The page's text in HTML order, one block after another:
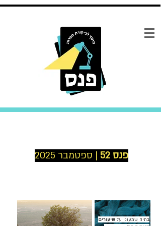
פנס 52 | ספטמבר 2025
בתיה שמעוני על שיעורים